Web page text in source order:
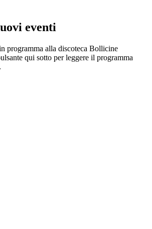
eventi
programma alla discoteca Bollicine
qui sotto per leggere il programma